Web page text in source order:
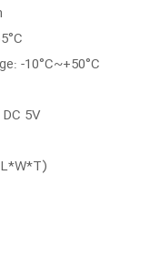
-10°C~+50°C
5V